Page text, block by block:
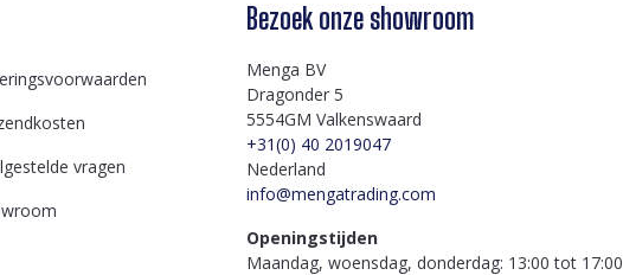
vragen
Bezoek onze showroom
Menga BV
Dragonder 5
5554GM Valkenswaard
+31(0) 40 2019047
Nederland
info@mengatrading.com
Openingstijden
Maandag, woensdag, donderdag: 13:00 tot 17:00